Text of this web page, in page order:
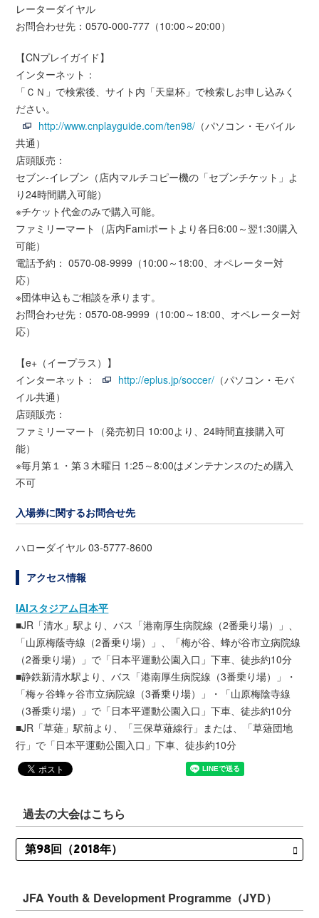
レーターダイヤル
お問合わせ先：0570-000-777（10:00～20:00）
【CNプレイガイド】
インターネット：
「ＣＮ」で検索後、サイト内「天皇杯」で検索しお申し込みく
ださい。
http://www.cnplayguide.com/ten98/ （パソコン・モバイル
共通）
店頭販売：
セブン-イレブン（店内マルチコピー機の「セブンチケット」よ
り24時間購入可能）
※チケット代金のみで購入可能。
ファミリーマート（店内Famiポートより各日6:00～翌1:30購入
可能）
電話予約： 0570-08-9999（10:00～18:00、オペレーター対
応）
※団体申込もご相談を承ります。
お問合わせ先：0570-08-9999（10:00～18:00、オペレーター対
応）
【e+（イープラス）】
インターネット：
http://eplus.jp/soccer/ （パソコン・モバ
イル共通）
店頭販売：
ファミリーマート（発売初日 10:00より、24時間直接購入可
能）
※毎月第１・第３木曜日 1:25～8:00はメンテナンスのため購入
不可
入場券に関するお問合せ先
ハローダイヤル 03-5777-8600
アクセス情報
IAIスタジアム日本平
■JR「清水」駅より、バス「港南厚生病院線（2番乗り場）」、
「山原梅蔭寺線（2番乗り場）」、「梅が谷、蜂が谷市立病院線
（2番乗り場）」で「日本平運動公園入口」下車、徒歩約10分
■静鉄新清水駅より、バス「港南厚生病院線（3番乗り場）」・
「梅ヶ谷蜂ヶ谷市立病院線（3番乗り場）」・「山原梅陰寺線
（3番乗り場）」で「日本平運動公園入口」下車、徒歩約10分
■JR「草薙」駅前より、「三保草薙線行」または、「草薙団地
行」で「日本平運動公園入口」下車、徒歩約10分
過去の大会はこちら
JFA Youth & Development Programme（JYD）